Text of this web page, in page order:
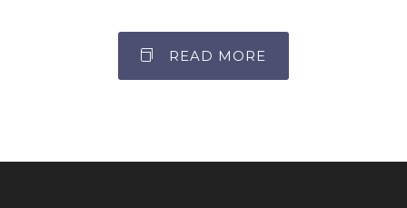
READ MORE